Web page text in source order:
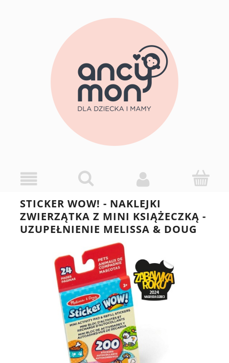
STICKER WOW! - NAKLEJKI
ZWIERZĄTKA Z MINI KSIĄŻECZKĄ -
UZUPEŁNIENIE MELISSA & DOUG